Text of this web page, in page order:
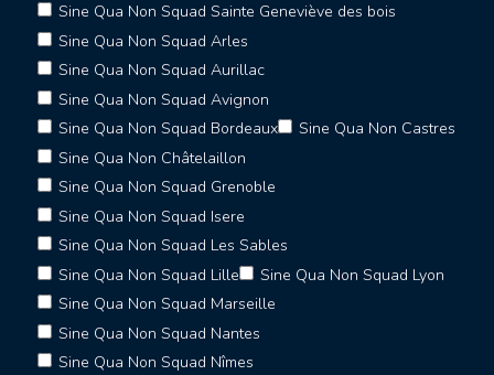
Sine Qua Non Squad Sainte Geneviève des bois
Sine Qua Non Squad Arles
Sine Qua Non Squad Aurillac
Sine Qua Non Squad Avignon
Sine Qua Non Squad Bordeaux
Sine Qua Non Castres
Sine Qua Non Châtelaillon
Sine Qua Non Squad Grenoble
Sine Qua Non Squad Isere
Sine Qua Non Squad Les Sables
Sine Qua Non Squad Lille
Sine Qua Non Squad Lyon
Sine Qua Non Squad Marseille
Sine Qua Non Squad Nantes
Sine Qua Non Squad Nîmes